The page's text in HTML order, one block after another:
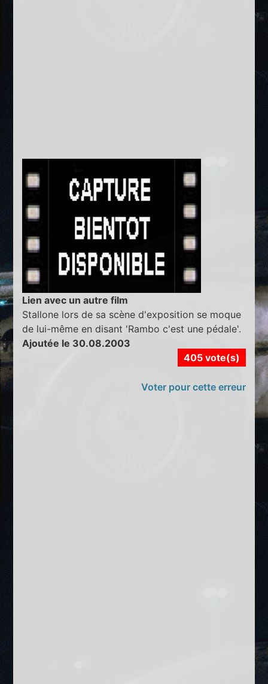
Lien avec un autre film
Stallone lors de sa scène d'exposition se moque
de lui-même en disant 'Rambo c'est une pédale'.
Ajoutée le 30.08.2003
405 vote(s)
Voter pour cette erreur